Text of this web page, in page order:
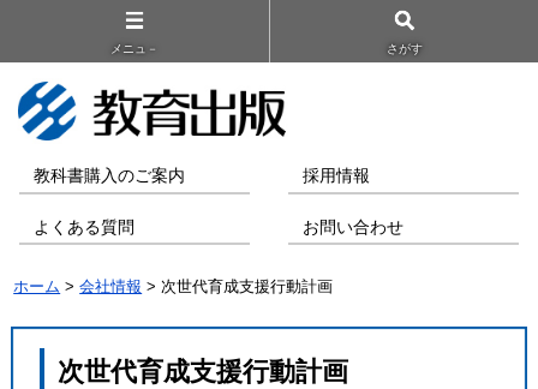
メニュ－ さがす
教科書購入のご案内 採用情報
よくある質問 お問い合わせ
ホーム >会社情報 > 次世代育成支援行動計画
次世代育成支援行動計画